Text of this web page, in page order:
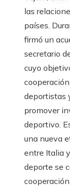
las
países.
firmó un
secretario
cuyo
deportistas
promover
deportivo.
una nueva
entre Italia
deporte se